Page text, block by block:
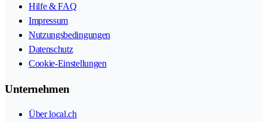
Hilfe & FAQ
Impressum
Nutzungsbedingungen
Datenschutz
Cookie-Einstellungen
Unternehmen
Über local.ch